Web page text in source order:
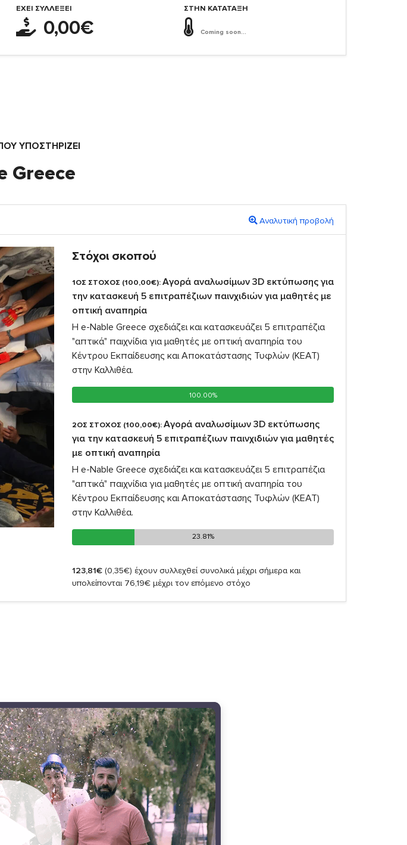
ΈΧΕΙ ΣΥΛΛΈΞΕΙ
0,00€
ΣΤΗΝ ΚΑΤΆΤΑΞΗ
Coming soon...
ΥΠΟΣΤΗΡΙΖΕΙ
Greece
Αναλυτική προβολή
Στόχοι σκοπού
1ΟΣ ΣΤΟΧΟΣ (100,00€):Αγορά αναλωσίμων 3D εκτύπωσης για
την κατασκευή 5 επιτραπέζιων παινχιδιών για μαθητές με
οπτική αναπηρία
Η e-Nable Greece σχεδιάζει και κατασκευάζει 5 επιτραπέζια
"απτικά" παιχνίδια για μαθητές με οπτική αναπηρία του
Κέντρου Εκπαίδευσης και Αποκατάστασης Τυφλών (ΚΕΑΤ)
στην Καλλιθέα.
100.00%
100.00%
2ΟΣ ΣΤΟΧΟΣ (100,00€):Αγορά αναλωσίμων 3D εκτύπωσης
για την κατασκευή 5 επιτραπέζιων παινχιδιών για μαθητές
με οπτική αναπηρία
Η e-Nable Greece σχεδιάζει και κατασκευάζει 5 επιτραπέζια
"απτικά" παιχνίδια για μαθητές με οπτική αναπηρία του
Κέντρου Εκπαίδευσης και Αποκατάστασης Τυφλών (ΚΕΑΤ)
στην Καλλιθέα.
23.81%
23.81%
123,81€ (0,35€) έχουν συλλεχθεί συνολικά μέχρι σήμερα και
υπολείπονται 76,19€ μέχρι τον επόμενο στόχο